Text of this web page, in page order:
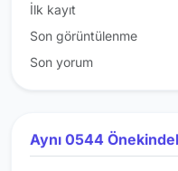
İlk kayıt
Son görüntülenme
Son yorum
Aynı 0544